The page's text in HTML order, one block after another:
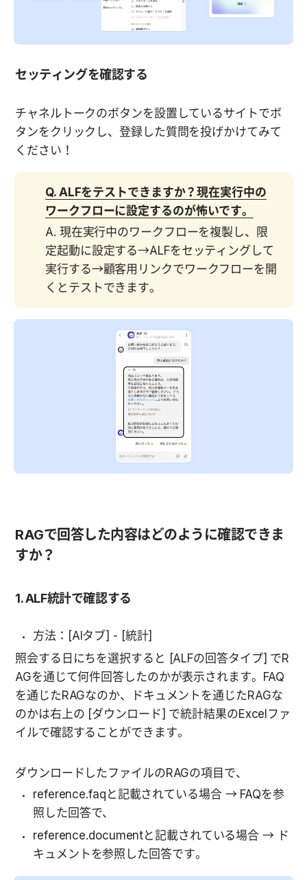
セッティングを確認する
チャネルトークのボタンを設置しているサイトでボ
タンをクリックし、登録した質問を投げかけてみて
ください！
Q. ALFをテストできますか？現在実行中の
ワークフローに設定するのが怖いです。
A. 現在実行中のワークフローを複製し、限
定起動に設定する→ALFをセッティングして
実行する→顧客用リンクでワークフローを開
くとテストできます。
RAGで回答した内容はどのように確認できま
すか？
1. ALF統計で確認する
方法：[AIタブ] - [統計]
照会する日にちを選択すると [ALFの回答タイプ] でR
AGを通じて何件回答したのかが表示されます。FAQ
を通じたRAGなのか、ドキュメントを通じたRAGな
のかは右上の [ダウンロード] で統計結果のExcelファ
イルで確認することができます。
ダウンロードしたファイルのRAGの項目で、
reference.faqと記載されている場合 → FAQを参
照した回答で、
reference.documentと記載されている場合 → ド
キュメントを参照した回答です。